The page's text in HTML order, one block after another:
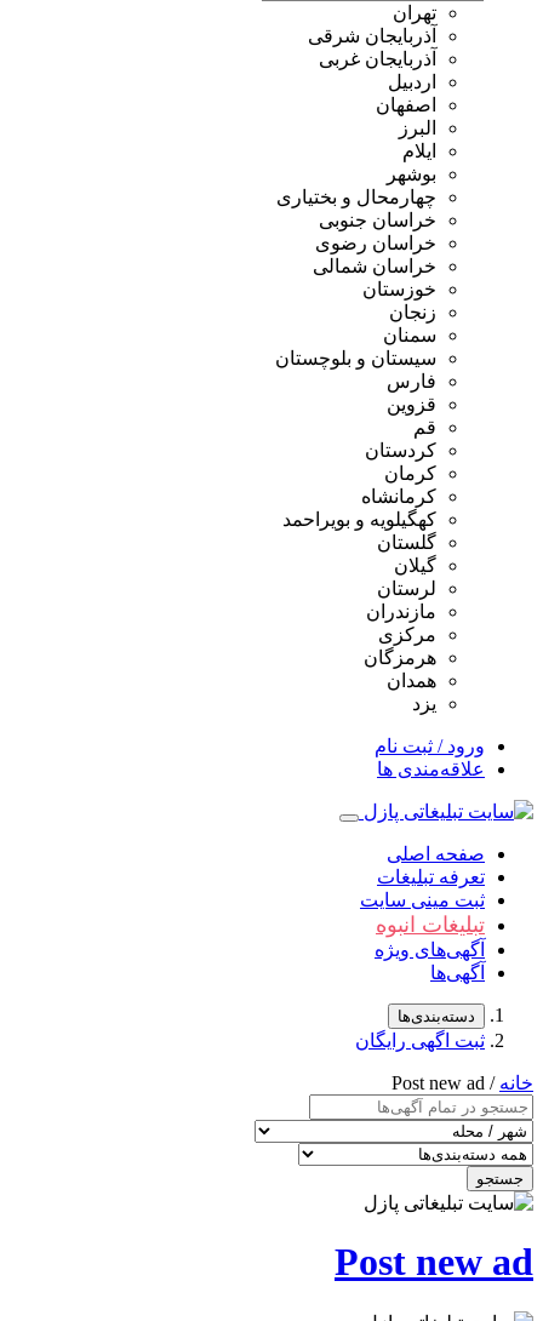
تهران
آذربایجان شرقی
آذربایجان غربی
اردبیل
اصفهان
البرز
ایلام
بوشهر
چهارمحال و بختیاری
خراسان جنوبی
خراسان رضوی
خراسان شمالی
خوزستان
زنجان
سمنان
سیستان و بلوچستان
فارس
قزوین
قم
کردستان
کرمان
کرمانشاه
کهگیلویه و بویراحمد
گلستان
گیلان
لرستان
مازندران
مرکزی
هرمزگان
همدان
یزد
ورود / ثبت نام
علاقه‌مندی ها
صفحه اصلی
تعرفه تبلیغات
ثبت مینی سایت
تبلیغات انبوه
آگهی‌های ویژه
آگهی‌ها
دسته‌بندی‌ها
ثبت اگهی رایگان
خانه / Post new ad
جستجو
Post new ad